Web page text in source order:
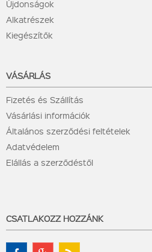
Újdonságok
Alkatrészek
Kiegészítők
VÁSÁRLÁS
Fizetés és Szállítás
Vásárlási információk
Általános szerződési feltételek
Adatvédelem
Elállás a szerződéstől
CSATLAKOZZ HOZZÁNK